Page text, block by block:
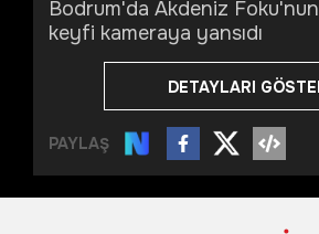
Bodrum'da Akdeniz
keyfi kameraya yansıdı
DETAYLARI
PAYLAŞ